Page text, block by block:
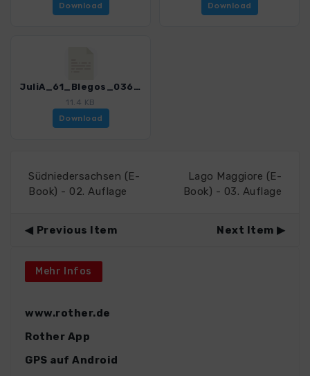
Download
Download
JuliA_61_Blegos_0366_2.gpx
11.4 KB
Download
Südniedersachsen (E-
Book) - 02. Auflage
Lago Maggiore (E-
Book) - 03. Auflage
Previous Item Next Item
Mehr Infos
www.rother.de
Rother App
GPS auf Android